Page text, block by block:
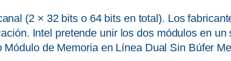
(2 × 32 bits o 64 bits en total). Los
Intel pretende unir los dos módulos en un
de Memoria en Línea Dual Sin Búfer